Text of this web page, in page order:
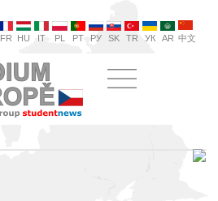
FR HU IT PL PT РУ SK TR УК AR 中文